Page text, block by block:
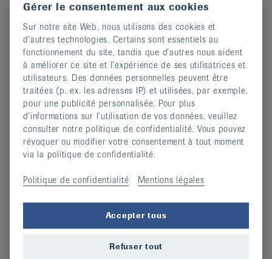
maintenant !
02 octobre 2025
Invitation au concours d'écriture de EULAR.
continuer
Gérer le consentement aux cookies
Sur notre site Web, nous utilisons des cookies et
d’autres technologies. Certains sont essentiels au
fonctionnement du site, tandis que d’autres nous aident
à améliorer ce site et l’expérience de ses utilisatrices et
utilisateurs. Des données personnelles peuvent être
traitées (p. ex. les adresses IP) et utilisées, par exemple,
pour une publicité personnalisée. Pour plus
d’informations sur l’utilisation de vos données, veuillez
consulter notre politique de confidentialité. Vous pouvez
révoquer ou modifier votre consentement à tout moment
via la politique de confidentialité.
Politique de confidentialité Mentions légales
Accepter tous
Refuser tout